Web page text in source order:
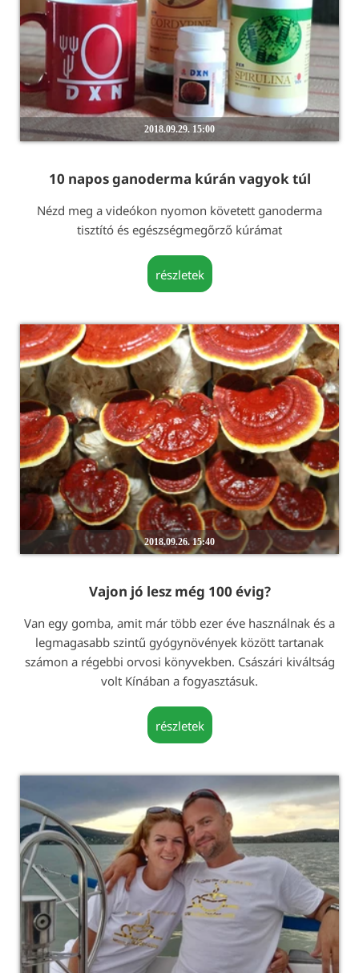
2018.09.29. 15:00
10 napos ganoderma kúrán vagyok túl
Nézd meg a videókon nyomon követett ganoderma
tisztító és egészségmegőrző kúrámat
részletek
2018.09.26. 15:40
Vajon jó lesz még 100 évig?
Van egy gomba, amit már több ezer éve használnak és a
legmagasabb szintű gyógynövények között tartanak
számon a régebbi orvosi könyvekben. Császári kiváltság
volt Kínában a fogyasztásuk.
részletek